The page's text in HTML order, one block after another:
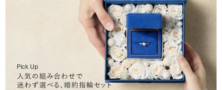
Pick Up
人気の組み合わせで
迷わず選べる、婚約指輪セット